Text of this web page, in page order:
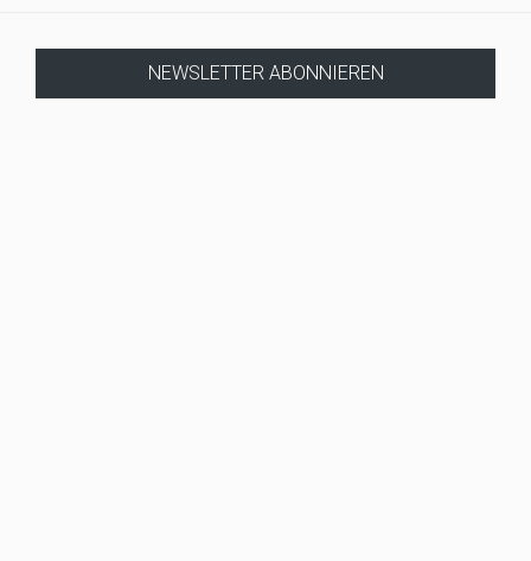
NEWSLETTER ABONNIEREN